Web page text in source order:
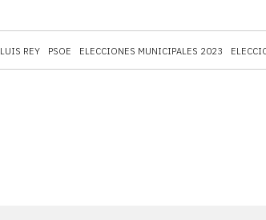
LUIS REY PSOE ELECCIONES MUNICIPALES 2023